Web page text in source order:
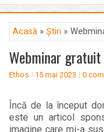
CALEIDOSCOP
BLOG
Acasă » Știri »
Webminar
Ethos 15 mai 2023 0
Încă de la început
este un articol
imagine care mi-a